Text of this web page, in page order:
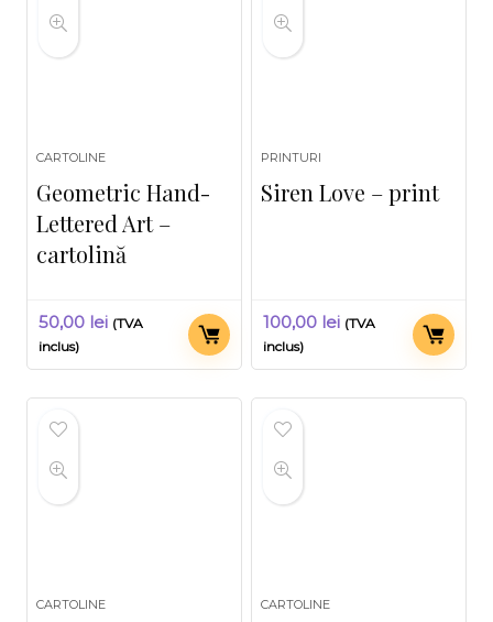
CARTOLINE
Geometric Hand-
Lettered Art –
cartolină
50,00 lei (TVA
inclus)
PRINTURI
Siren Love – print
100,00 lei (TVA
inclus)
CARTOLINE CARTOLINE